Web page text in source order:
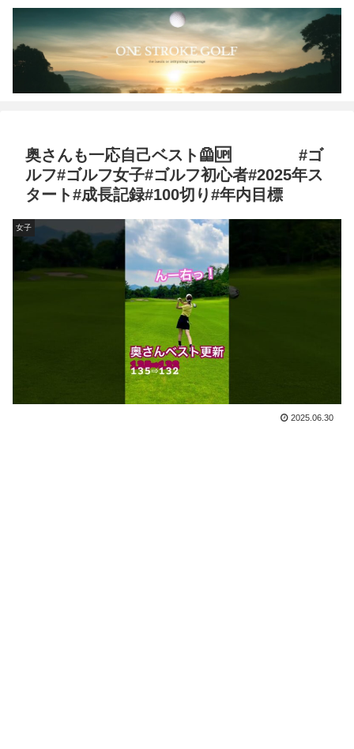
奥さんも一応自己ベスト🦺🆙 #ゴ
ルフ#ゴルフ女子#ゴルフ初心者#2025年ス
タート#成長記録#100切り#年内目標
女子
2025.06.30